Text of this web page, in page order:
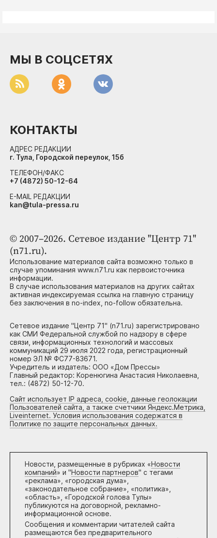
© 2007–2026. Сетевое издание "Центр 71"
(n71.ru).
Использование материалов сайта возможно только в
случае упоминания www.n71.ru как первоисточника
информации.
В случае использования материалов на других сайтах
активная индексируемая ссылка на главную страницу
без заключения в no-index, no-follow обязательна.
Сетевое издание "Центр 71" (n71.ru) зарегистрировано
как СМИ Федеральной службой по надзору в сфере
связи, информационных технологий и массовых
коммуникаций 29 июля 2022 года, регистрационный
номер ЭЛ № ФС77-83671.
Учредитель и издатель: ООО «Дом Прессы»
Главный редактор: Коренюгина Анастасия Николаевна,
тел.: (4872) 50-12-70.
Сайт использует IP адреса, cookie, данные геолокации
Пользователей сайта, а также счетчики Яндекс.Метрика,
Liveinternet. Условия использования содержатся в
Политике по защите персональных данных.
Новости, размещенные в рубриках «Новости
компаний» и "Новости партнеров" с тегами
«реклама», «городская дума»,
«законодательное собрание», «политика»,
«область», «Городской голова Тулы»
публикуются на договорной, рекламно-
информационной основе.
Сообщения и комментарии читателей сайта
размещаются без предварительного
МЫ В СОЦСЕТЯХ
КОНТАКТЫ
АДРЕС РЕДАКЦИИ
г. Тула, Городской переулок, 15б
ТЕЛЕФОН/ФАКС
+7 (4872) 50-12-64
E-MAIL РЕДАКЦИИ
kan@tula-pressa.ru